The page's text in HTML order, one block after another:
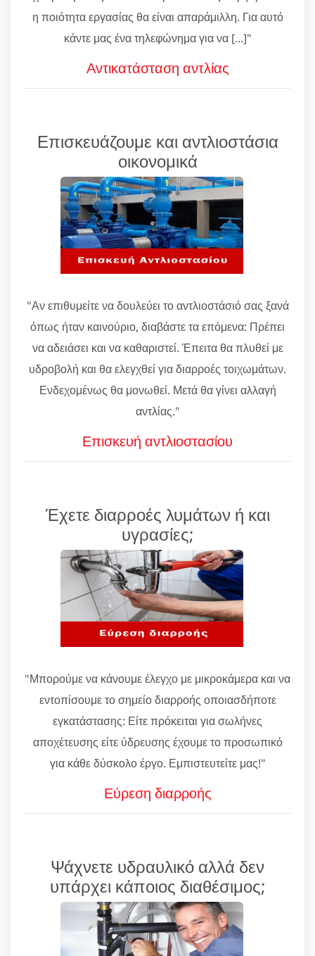
η ποιότητα εργασίας θα είναι απαράμιλλη. Για αυτό
κάντε μας ένα τηλεφώνημα για να [...]"
Αντικατάσταση αντλίας
Επισκευάζουμε και αντλιοστάσια
οικονομικά
"Αν επιθυμείτε να δουλεύει το αντλιοστάσιό σας ξανά
όπως ήταν καινούριο, διαβάστε τα επόμενα: Πρέπει
να αδειάσει και να καθαριστεί. Έπειτα θα πλυθεί με
υδροβολή και θα ελεγχθεί για διαρροές τοιχωμάτων.
Ενδεχομένως θα μονωθεί. Μετά θα γίνει αλλαγή
αντλίας."
Επισκευή αντλιοστασίου
Έχετε διαρροές λυμάτων ή και
υγρασίες;
"Μπορούμε να κάνουμε έλεγχο με μικροκάμερα και να
εντοπίσουμε το σημείο διαρροής οποιασδήποτε
εγκατάστασης: Είτε πρόκειται για σωλήνες
αποχέτευσης είτε ύδρευσης έχουμε το προσωπικό
για κάθε δύσκολο έργο. Εμπιστευτείτε μας!"
Εύρεση διαρροής
Ψάχνετε υδραυλικό αλλά δεν
υπάρχει κάποιος διαθέσιμος;